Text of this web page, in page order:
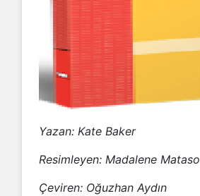
Yazan: Kate Baker
Resimleyen: Madalene Mataso
Çeviren: Oğuzhan Aydın